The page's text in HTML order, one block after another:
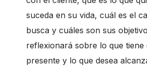
suceda en su vida, cuál es el
busca y cuáles son sus
reflexionará sobre lo que tiene
presente y lo que desea